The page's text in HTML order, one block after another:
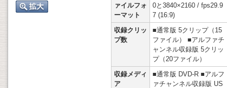
ァイルフォ
ーマット
0と3840×2160 / fps29.9
7 (16:9)
収録クリッ
プ数
■通常版 5クリップ（15
ファイル） ■アルファチ
ャンネル収録版 5クリッ
プ（20ファイル）
収録メディ
ア
■通常版 DVD-R ■アルフ
ァチャンネル収録版 US